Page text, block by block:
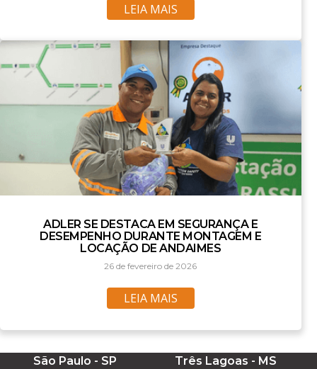
LEIA MAIS
ADLER SE DESTACA EM SEGURANÇA E
DESEMPENHO DURANTE MONTAGEM E
LOCAÇÃO DE ANDAIMES
26 de fevereiro de 2026
LEIA MAIS
São Paulo - SP
Três Lagoas - MS